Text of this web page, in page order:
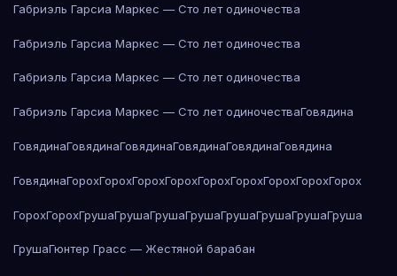
Габриэль Гарсиа Маркес — Сто лет одиночества
Габриэль Гарсиа Маркес — Сто лет одиночества
Габриэль Гарсиа Маркес — Сто лет одиночества
Габриэль Гарсиа Маркес — Сто лет одиночестваГовядина
ГовядинаГовядинаГовядинаГовядинаГовядинаГовядина
ГовядинаГорохГорохГорохГорохГорохГорохГорохГорохГорох
ГорохГорохГрушаГрушаГрушаГрушаГрушаГрушаГрушаГруша
ГрушаГюнтер Грасс — Жестяной барабан